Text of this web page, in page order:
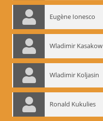
Eugène Ionesco
Wladimir Kasakow
Wladimir Koljasin
Ronald Kukulies